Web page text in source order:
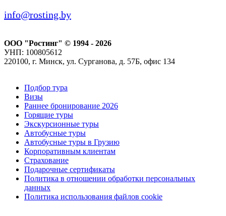
info@rosting.by
ООО "Ростинг" © 1994 - 2026
УНП: 100805612
220100, г. Минск, ул. Сурганова, д. 57Б, офис 134
Подбор тура
Визы
Раннее бронирование 2026
Горящие туры
Экскурсионные туры
Автобусные туры
Автобусные туры в Грузию
Корпоративным клиентам
Страхование
Подарочные сертификаты
Политика в отношении обработки персональных
данных
Политика использования файлов cookie